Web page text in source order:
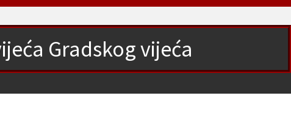
Gradskog vijeća